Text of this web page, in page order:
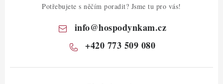
Potřebujete s něčím poradit? Jsme tu pro vás!
info@hospodynkam.cz
+420 773 509 080